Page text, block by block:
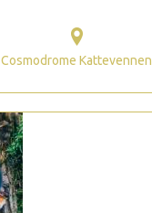
Cosmodrome Kattevennen